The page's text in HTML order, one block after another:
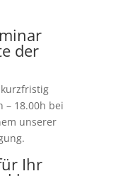
der
– 18.00h bei
unserer
Ihr